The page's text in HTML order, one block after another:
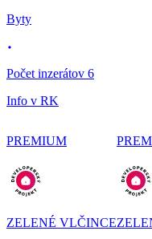
Byty
Počet inzerátov 6
Info v RK
PREMIUM
ZELENÉ VLČINCE